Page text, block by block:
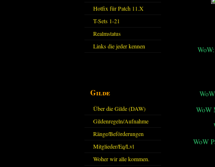
Hotfix für Patch 11.X
T-Sets 1-21
Realmstatus
Links die jeder kennen
Gilde
Über die Gilde (DAW)
Gildenregeln/Aufnahme
Ränge/Beförderungen
Mitglieder/Eq/Lvl
Woher wir alle kommen.
WoW:
WoW
WoW